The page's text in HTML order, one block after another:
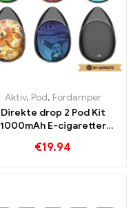
Aktiv, Pod, Fordamper
Direkte drop 2 Pod Kit
1000mAh E-cigaretter
€19.94